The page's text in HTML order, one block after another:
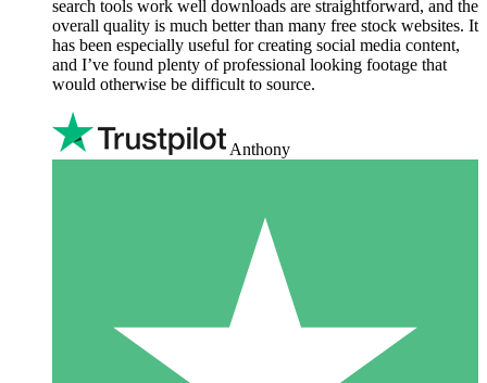
search tools work well downloads are straightforward, and the
overall quality is much better than many free stock websites. It
has been especially useful for creating social media content,
and I’ve found plenty of professional looking footage that
would otherwise be difficult to source.
Anthony